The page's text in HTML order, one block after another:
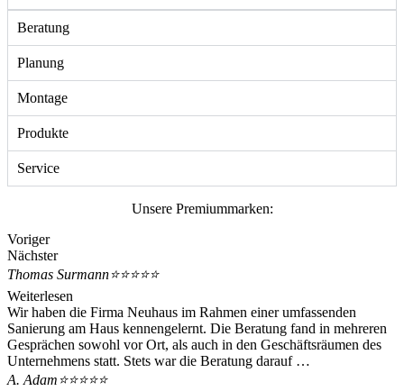
Beratung
Planung
Montage
Produkte
Service
Unsere Premiummarken:
Voriger
Nächster
Thomas Surmann⭐⭐⭐⭐⭐
Weiterlesen
Wir haben die Firma Neuhaus im Rahmen einer umfassenden
Sanierung am Haus kennengelernt. Die Beratung fand in mehreren
Gesprächen sowohl vor Ort, als auch in den Geschäftsräumen des
Unternehmens statt. Stets war die Beratung darauf …
A. Adam⭐⭐⭐⭐⭐